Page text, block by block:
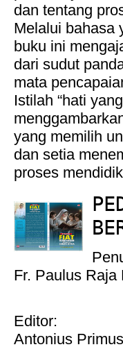
dan tentang
Melalui bahasa
buku ini
dari sudut
mata
Istilah “hati
yang memilih
dan setia
proses
Fr. Paulus Raja
Editor:
Antonius Primus